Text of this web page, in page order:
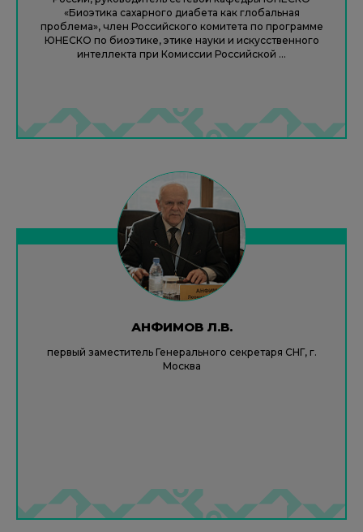
«Биоэтика сахарного диабета как глобальная
проблема», член Российского комитета по программе
ЮНЕСКО по биоэтике, этике науки и искусственного
интеллекта при Комиссии Российской ...
АНФИМОВ Л.В.
первый заместитель Генерального секретаря СНГ, г.
Москва